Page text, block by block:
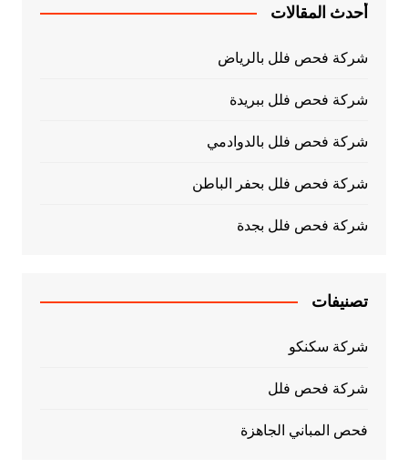
أحدث المقالات
شركة فحص فلل بالرياض
شركة فحص فلل ببريدة
شركة فحص فلل بالدوادمي
شركة فحص فلل بحفر الباطن
شركة فحص فلل بجدة
تصنيفات
شركة سكنكو
شركة فحص فلل
فحص المباني الجاهزة